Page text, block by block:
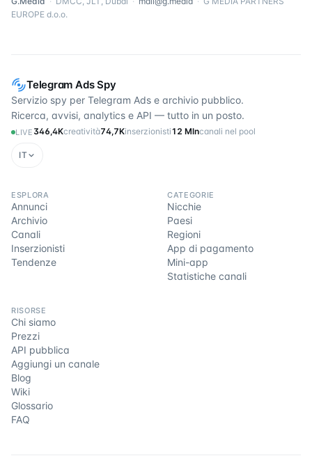
Telegram Ads Spy
Servizio spy per Telegram Ads e archivio pubblico.
Ricerca, avvisi, analytics e API — tutto in un posto.
LIVE 346,4Kcreatività74,7Kinserzionisti12 Mlncanali nel pool
IT
ESPLORA
Annunci
Archivio
Canali
Inserzionisti
Tendenze
CATEGORIE
Nicchie
Paesi
Regioni
App di pagamento
Mini-app
Statistiche canali
RISORSE
Chi siamo
Prezzi
API pubblica
Aggiungi un canale
Blog
Wiki
Glossario
FAQ
EUROPE d.o.o.